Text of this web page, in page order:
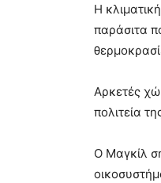
Η
παράσιτα
Αρκετές
πολιτεία
Ο Μαγκίλ